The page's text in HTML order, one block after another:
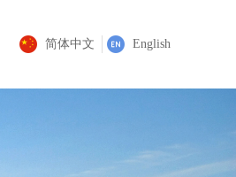
简体中文 English